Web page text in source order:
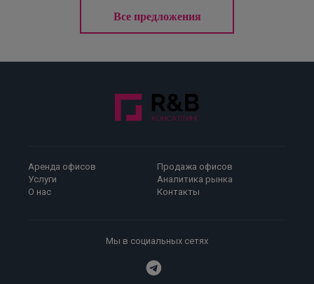
Все предложения
Аренда офисов
Продажа офисов
Услуги
Аналитика рынка
О нас
Контакты
Мы в социальных сетях